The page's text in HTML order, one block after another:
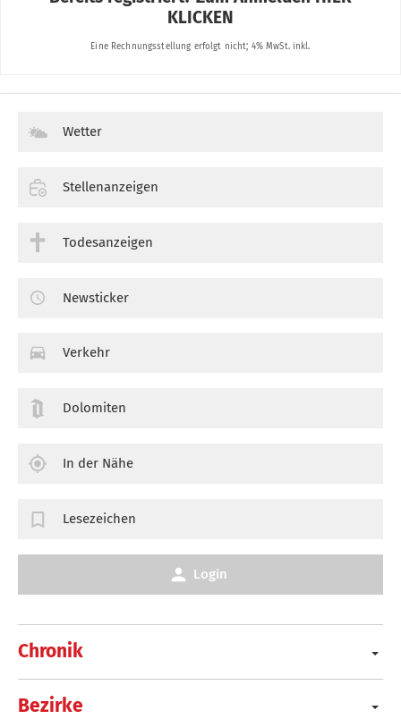
Chronik
Bezirke
Wetter
Stellenanzeigen
Todesanzeigen
Newsticker
Verkehr
Dolomiten
In der Nähe
Lesezeichen
Login